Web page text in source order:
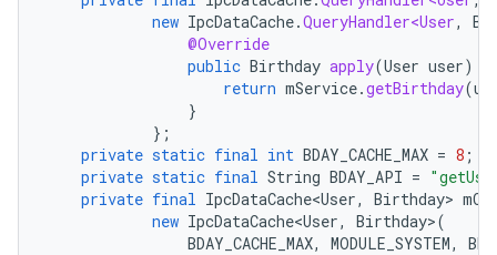
new IpcDataCache.QueryHandler<User,
@Override
public Birthday apply(User user)
return mService.getBirthday(
}
};
private static final int BDAY_CACHE_MAX = 8 ;
private static final String BDAY_API =
private final IpcDataCache<User, Birthday>
new IpcDataCache<User, Birthday>(
BDAY_CACHE_MAX, MODULE_SYSTEM,